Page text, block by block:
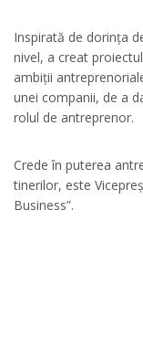
Inspirată de dorința
nivel, a creat
ambiții
unei companii, de a
rolul de antreprenor.
Crede în puterea
tinerilor, este
Business”.